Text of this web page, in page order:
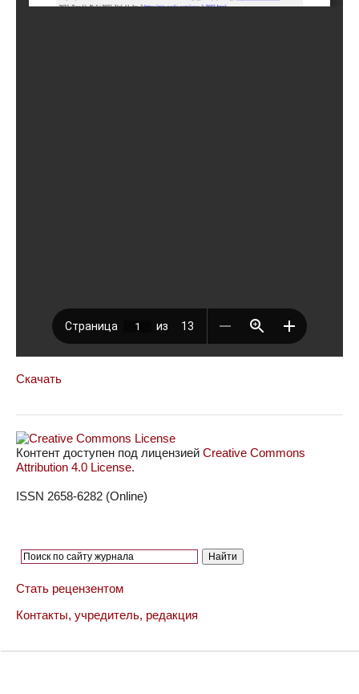
Скачать
Контент доступен под лицензией Creative Commons
Attribution 4.0 License.
ISSN 2658-6282 (Online)
Стать рецензентом
Контакты, учредитель, редакция